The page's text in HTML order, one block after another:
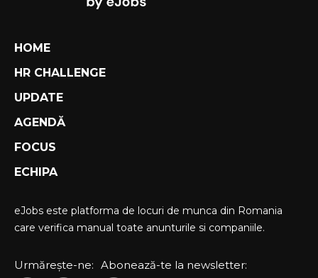
HOME
HR CHALLENGE
UPDATE
AGENDĂ
FOCUS
ECHIPA
eJobs este platforma de locuri de munca din Romania
care verifica manual toate anunturile si companiile.
Urmărește-ne: Abonează-te la newsletter: